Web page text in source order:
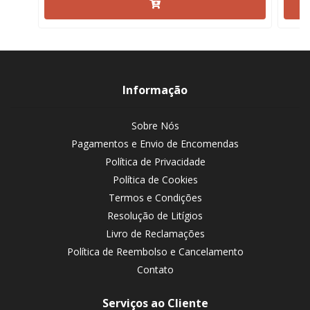
Informação
Sobre Nós
Pagamentos e Envio de Encomendas
Política de Privacidade
Política de Cookies
Termos e Condições
Resolução de Litígios
Livro de Reclamações
Política de Reembolso e Cancelamento
Contato
Serviços ao Cliente